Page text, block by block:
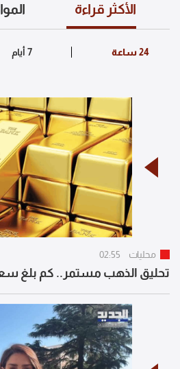
الأكثر قراءة
محليات 02:55
تحليق الذهب مستمر.. كم بلغ